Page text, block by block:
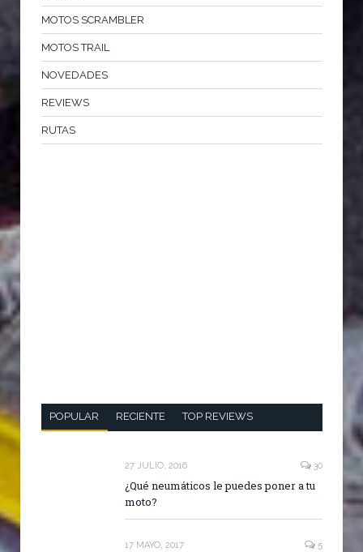
MOTOS SCRAMBLER
MOTOS TRAIL
NOVEDADES
REVIEWS
RUTAS
POPULAR RECIENTE TOP REVIEWS
27 JULIO, 2016 30
¿Qué neumáticos le puedes poner a tu
moto?
17 MAYO, 2017 5